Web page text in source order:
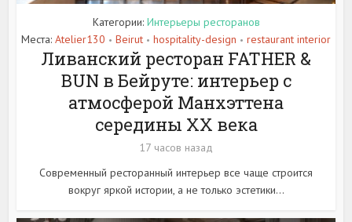
Категории: Интерьеры ресторанов
Места: Atelier130 • Beirut • hospitality-design • restaurant interior
Ливанский ресторан FATHER &
BUN в Бейруте: интерьер с
атмосферой Манхэттена
середины XX века
17 часов назад
Современный ресторанный интерьер все чаще строится
вокруг яркой истории, а не только эстетики...